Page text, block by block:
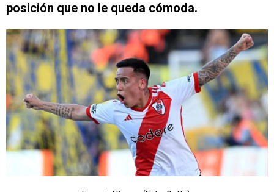
posición que no le queda cómoda.